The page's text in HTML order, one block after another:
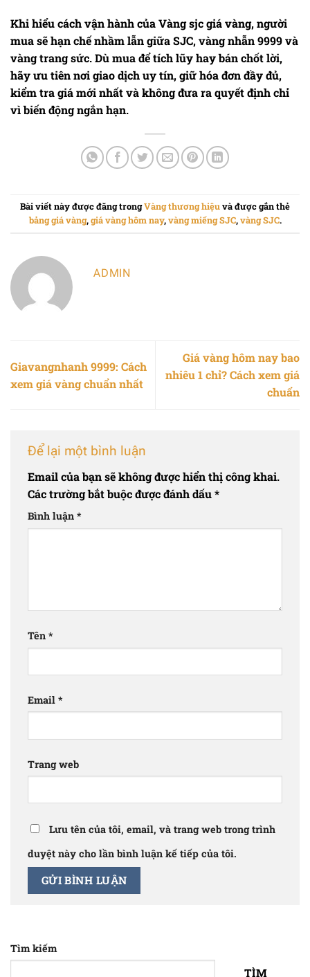
Khi hiểu cách vận hành củaVàng sjc giá vàng, người
mua sẽ hạn chế nhầm lẫn giữa SJC, vàng nhẫn 9999 và
vàng trang sức. Dù mua để tích lũy hay bán chốt lời,
hãy ưu tiên nơi giao dịch uy tín, giữ hóa đơn đầy đủ,
kiểm tra giá mới nhất và không đưa ra quyết định chỉ
vì biến động ngắn hạn.
Bài viết này được đăng trongVàng thương hiệuvà được gắn thẻ
bảng giá vàng,giá vàng hôm nay,vàng miếng SJC,vàng SJC.
ADMIN
Giavangnhanh 9999: Cách
xem giá vàng chuẩn nhất
Giá vàng hôm nay bao
nhiêu 1 chỉ? Cách xem giá
chuẩn
Để lại một bình luận
Email của bạn sẽ không được hiển thị công khai.
Các trường bắt buộc được đánh dấu*
Bình luận *
Tên *
Email *
Trang web
Lưu tên của tôi, email, và trang web trong trình
duyệt này cho lần bình luận kế tiếp của tôi.
Tìm kiếm
TÌM